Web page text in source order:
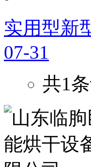
实用型新
07-31
共1